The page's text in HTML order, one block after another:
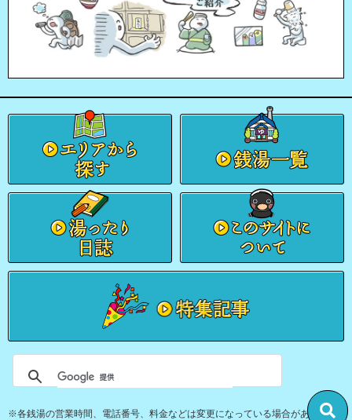
※各銭湯の営業時間、電話番号、料金などは変更になっている場合があります